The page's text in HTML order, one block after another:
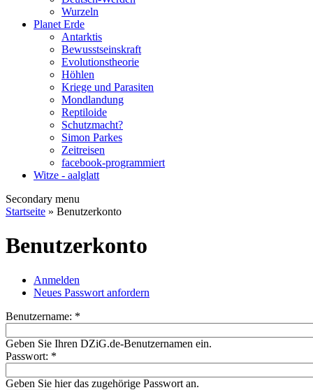
Wurzeln
Planet Erde
Antarktis
Bewusstseinskraft
Evolutionstheorie
Höhlen
Kriege und Parasiten
Mondlandung
Reptiloide
Schutzmacht?
Simon Parkes
Zeitreisen
facebook-programmiert
Witze - aalglatt
Secondary menu
Startseite » Benutzerkonto
Benutzerkonto
Anmelden
Neues Passwort anfordern
Benutzername: *
Geben Sie Ihren DZiG.de-Benutzernamen ein.
Passwort: *
Geben Sie hier das zugehörige Passwort an.